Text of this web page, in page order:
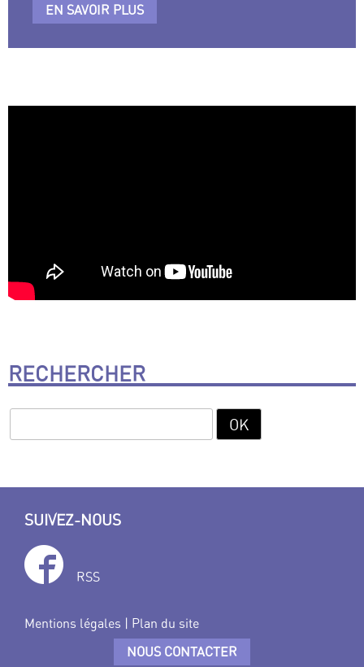
EN SAVOIR PLUS
RECHERCHER
SUIVEZ-NOUS
RSS
Mentions légales | Plan du site
NOUS CONTACTER